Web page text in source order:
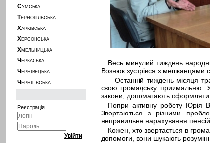
СУМСЬКА
ТЕРНОПІЛЬСЬКА
ХАРКІВСЬКА
ХЕРСОНСЬКА
ХМЕЛЬНИЦЬКА
Ч ЕРКАСЬКА
Ч ЕРНІВЕЦЬКА
Ч ЕРНІГІВСЬКА
Реєстрація
Весь минулий тиждень
Вознюк зустрівся з мешканцями
– Останній тиждень місяця
свою громадську приймальню.
закони, допомагають оформляти
Попри активну роботу Юрія
Звертаються з різними
неправильне нарахування пенсій,
Кожен, хто звертається в
допомоги, вони шукають